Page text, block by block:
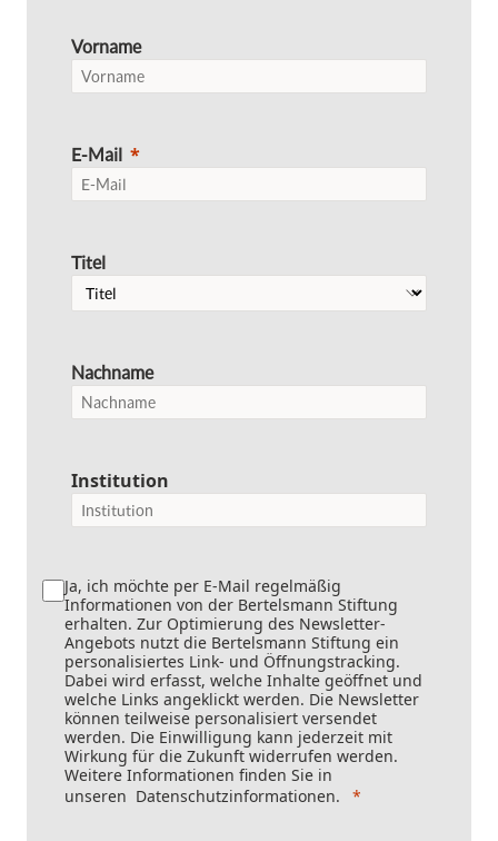
Vorname
E-Mail
Titel
Nachname
Institution
Ja, ich möchte per E-Mail regelmäßig
Informationen von der Bertelsmann Stiftung
erhalten. Zur Optimierung des Newsletter-
Angebots nutzt die Bertelsmann Stiftung ein
personalisiertes Link- und Öffnungstracking.
Dabei wird erfasst, welche Inhalte geöffnet und
welche Links angeklickt werden. Die Newsletter
können teilweise personalisiert versendet
werden. Die Einwilligung kann jederzeit mit
Wirkung für die Zukunft widerrufen werden.
Weitere Informationen finden Sie in
unseren Datenschutzinformationen.